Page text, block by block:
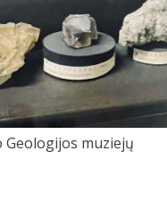
muziejų